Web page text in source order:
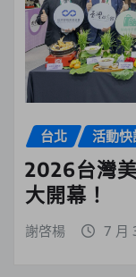
台北 活動快
2026台灣
大開幕！
謝啓楊 7 月